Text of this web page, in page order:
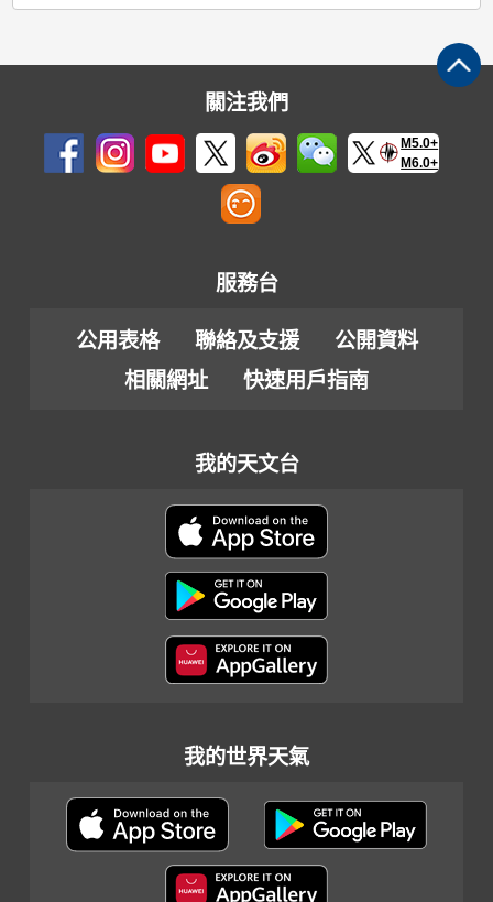
關注我們
M5.0+
M6.0+
服務台
公用表格 聯絡及支援
公開資料
相關網址
快速用戶指南
我的天文台
我的世界天氣